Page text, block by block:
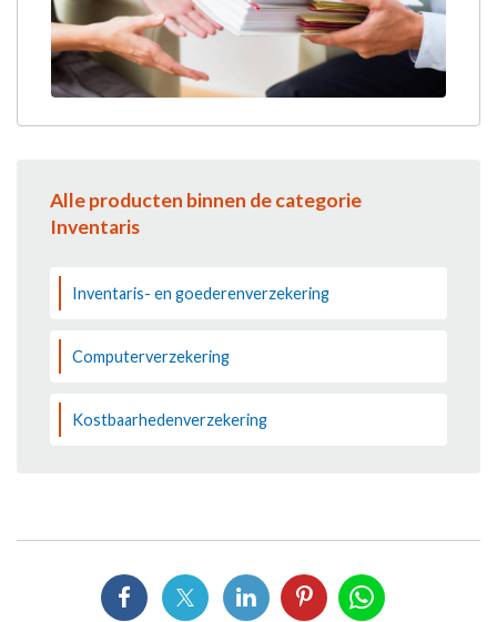
Alle producten binnen de categorie
Inventaris
Inventaris- en goederenverzekering
Computerverzekering
Kostbaarhedenverzekering